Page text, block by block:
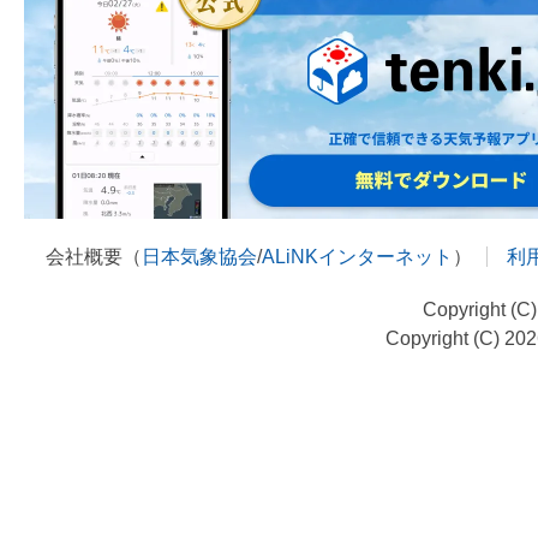
会社概要（ 日本気象協会/ALiNKインターネット ） 利
Copyright
Copyright (C)